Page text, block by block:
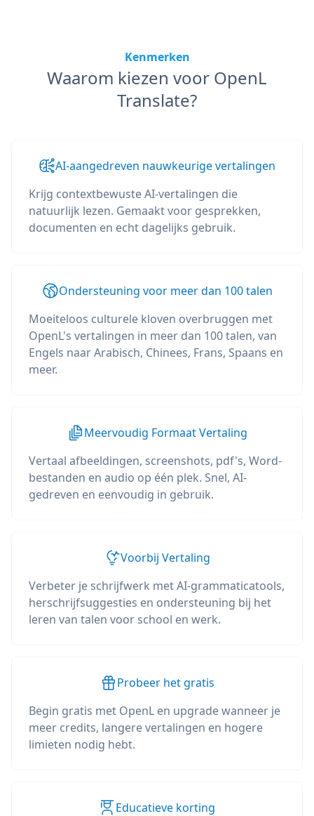
Kenmerken
Waarom kiezen voor OpenL
Translate?
AI-aangedreven nauwkeurige vertalingen
Krijg contextbewuste AI-vertalingen die
natuurlijk lezen. Gemaakt voor gesprekken,
documenten en echt dagelijks gebruik.
Ondersteuning voor meer dan 100 talen
Moeiteloos culturele kloven overbruggen met
OpenL's vertalingen in meer dan 100 talen, van
Engels naar Arabisch, Chinees, Frans, Spaans en
meer.
Meervoudig Formaat Vertaling
Vertaal afbeeldingen, screenshots, pdf's, Word-
bestanden en audio op één plek. Snel, AI-
gedreven en eenvoudig in gebruik.
Voorbij Vertaling
Verbeter je schrijfwerk met AI-grammaticatools,
herschrijfsuggesties en ondersteuning bij het
leren van talen voor school en werk.
Probeer het gratis
Begin gratis met OpenL en upgrade wanneer je
meer credits, langere vertalingen en hogere
limieten nodig hebt.
Educatieve korting